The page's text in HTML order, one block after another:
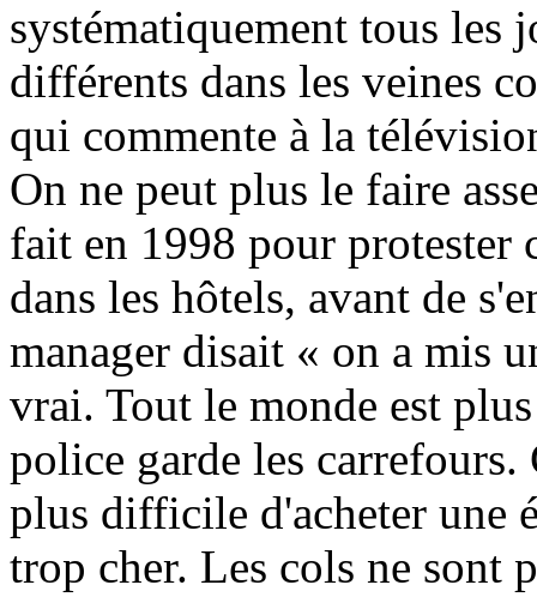
systématiquement tous les
différents dans les veines
qui commente à la
On ne peut plus le faire
fait en 1998 pour protester
dans les hôtels, avant de
manager disait « on a mis
vrai. Tout le monde est
police garde les
plus difficile d'acheter une
trop cher. Les cols ne sont